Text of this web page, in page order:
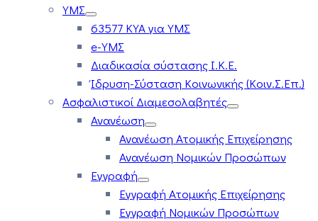
ΥΜΣ
63577 ΚΥΑ για ΥΜΣ
e-ΥΜΣ
Διαδικασία σύστασης Ι.Κ.Ε.
Ίδρυση-Σύσταση Κοινωνικής (Κοιν.Σ.Επ.)
Ασφαλιστικοί Διαμεσολαβητές
Ανανέωση
Ανανέωση Ατομικής Επιχείρησης
Ανανέωση Νομικών Προσώπων
Εγγραφή
Εγγραφή Ατομικής Επιχείρησης
Εγγραφή Νομικών Προσώπων